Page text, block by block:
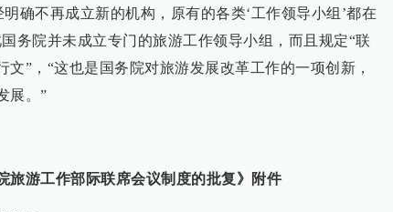
不再成立新的机构，原有的各类‘工作领导小组’都在
务院并未成立专门的旅游工作领导小组，而且规定“联
文”，“这也是国务院对旅游发展改革工作的一项创新，
展。”
旅游工作部际联席会议制度的批复》附件